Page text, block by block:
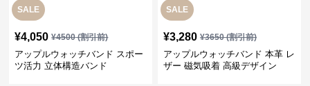
SALE
¥4,050 ¥4500(割引前)
アップルウォッチバンド スポー
ツ活力 立体構造バンド
SALE
¥3,280 ¥3650(割引前)
アップルウォッチバンド 本革 レ
ザー 磁気吸着 高級デザイン